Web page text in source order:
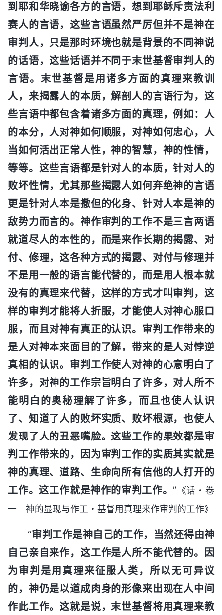
到耶和华晓谕各方的言语，想到耶稣斥责法利
赛人的言语，这些言语虽然严厉但并不是神在
审判人，只是那时环境也就是背景的不同神说
的话语，这些话语并不同于末世基督审判人的
言语。末世基督是用诸多方面的真理来教训
人，来揭露人的本质，解剖人的言语行为，这
些言语中都包含着诸多方面的真理，例如：人
的本分，人对神如何顺服，对神如何忠心，人
当如何活出正常人性，神的智慧，神的性情，
等等。这些言语都是针对人的本质，针对人的
败坏性情，尤其那些揭露人如何弃绝神的言语
更是针对人本是撒但的化身、针对人本是神的
敌势力而言的。神作审判的工作不是三言两语
就道尽人的本性的，而是来作长期的揭露、对
付、修理，这各种方式的揭露、对付与修理并
不是用一般的语言能代替的，而是用人根本就
没有的真理来代替，这样的方式才叫审判，这
样的审判才能将人折服，才能使人对神心服口
服，而且对神有真正的认识。审判工作带来的
是人对神本来面目的了解，带来的是人对悖逆
真相的认识。审判工作使人对神的心意明白了
许多，对神的工作宗旨明白了许多，对人所不
能明白的奥秘理解了许多，而且也使人认识
了、知道了人的败坏实质、败坏根源，也使人
发现了人的丑恶嘴脸。这些工作的果效都是审
判工作带来的，因为审判工作的实质其实就是
神的真理、道路、生命向所有信他的人打开的
工作。这工作就是神作的审判工作。 ” 《话・卷
一 神的显现与作工・基督用真理来作审判的工作》
“审判工作是神自己的工作，当然还得由神
自己亲自来作，这工作是人所不能代替的。因
为审判是用真理来征服人类，所以无可异议
的，神仍是以道成肉身的形像来出现在人中间
作此工作。这就是说，末世基督将用真理来教